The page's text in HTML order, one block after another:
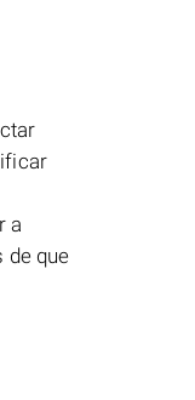
a
que